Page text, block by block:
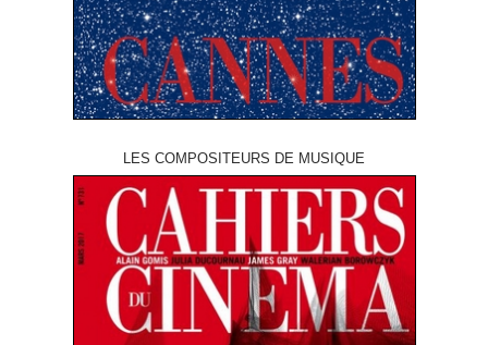
LES COMPOSITEURS DE MUSIQUE